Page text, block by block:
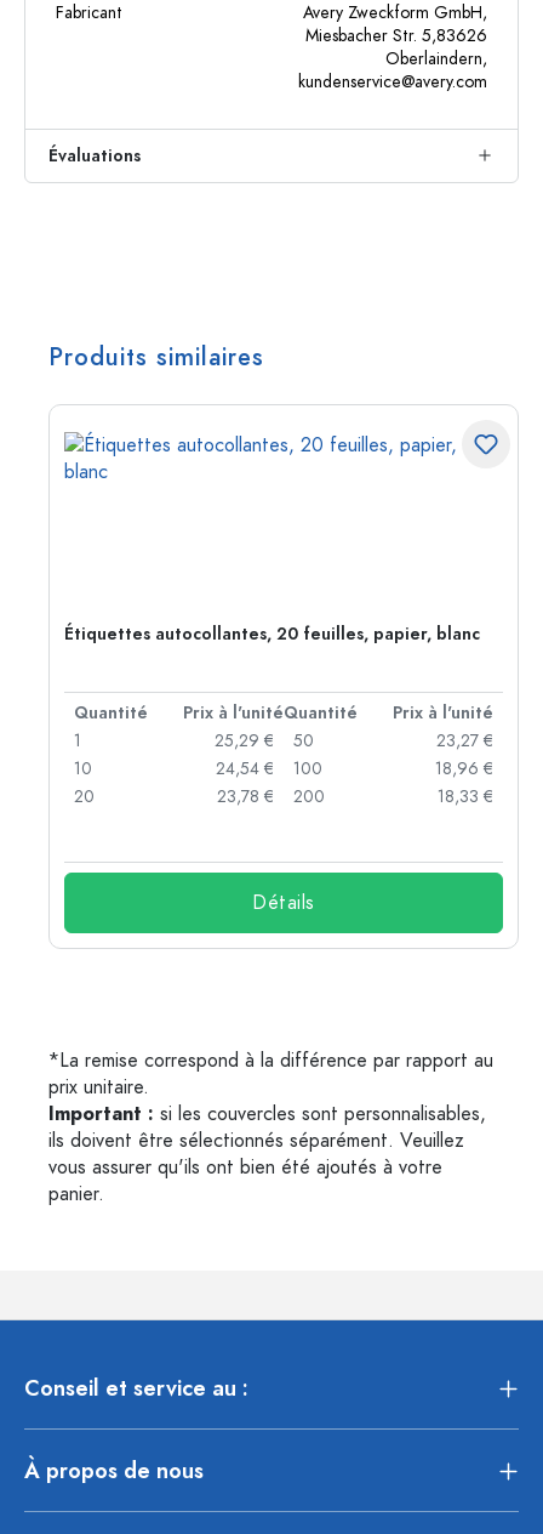
Fabricant
Avery Zweckform GmbH,
Miesbacher Str. 5,83626
Oberlaindern,
kundenservice@avery.com
Évaluations
Produits similaires
Étiquettes autocollantes, 20 feuilles, papier, blanc
Quantité Prix à l'unitéQuantité
Prix à l'unité
1
25,29 €
10
24,54 €
20
23,78 €
50
23,27 €
100
18,96 €
200
18,33 €
Détails
*La remise correspond à la différence par rapport au
prix unitaire.
Important : si les couvercles sont personnalisables,
ils doivent être sélectionnés séparément. Veuillez
vous assurer qu'ils ont bien été ajoutés à votre
panier.
Conseil et service au :
À propos de nous